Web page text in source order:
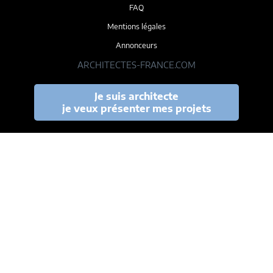
FAQ
Mentions légales
Annonceurs
ARCHITECTES-FRANCE.COM
Je suis architecte
je veux présenter mes projets